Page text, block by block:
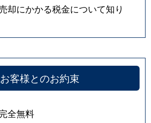
却にかかる税金について知り
お客様とのお約束
全無料